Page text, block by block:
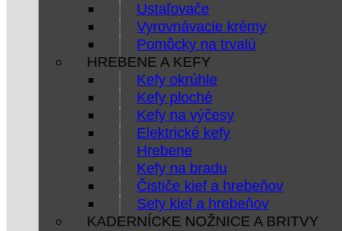
Ustaľovače
Vyrovnávacie krémy
Pomôcky na trvalú
HREBENE A KEFY
Kefy okrúhle
Kefy ploché
Kefy na výčesy
Elektrické kefy
Hrebene
Kefy na bradu
Čističe kief a hrebeňov
Sety kief a hrebeňov
KADERNÍCKE NOŽNICE A BRITVY